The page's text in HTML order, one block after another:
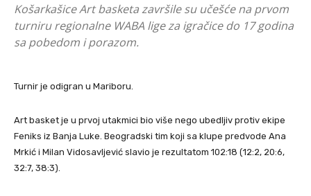
Košarkašice Art basketa završile su učešće na prvom
turniru regionalne WABA lige za igračice do 17 godina
sa pobedom i porazom.
Turnir je odigran u Mariboru.
Art basket je u prvoj utakmici bio više nego ubedljiv protiv ekipe
Feniks iz Banja Luke. Beogradski tim koji sa klupe predvode Ana
Mrkić i Milan Vidosavljević slavio je rezultatom 102:18 (12:2, 20:6,
32:7, 38:3).